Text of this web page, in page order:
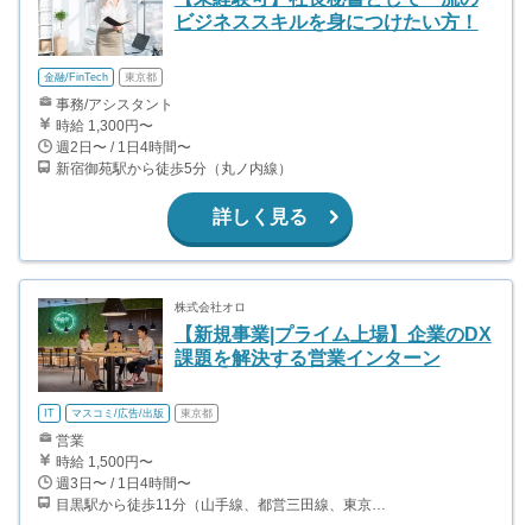
ビジネススキルを身につけたい方！
金融/FinTech 東京都
事務/アシスタント
時給 1,300円〜
週2日〜 / 1日4時間〜
新宿御苑駅から徒歩5分（丸ノ内線）
詳しく見る
株式会社オロ
【新規事業|プライム上場】企業のDX
課題を解決する営業インターン
IT マスコミ/広告/出版 東京都
営業
時給 1,500円〜
週3日〜 / 1日4時間〜
目黒駅から徒歩11分（山手線、都営三田線、東京メトロ南北線、東急目黒線）